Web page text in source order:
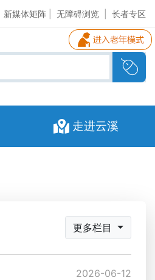
新媒体矩阵 无障碍浏览 长者专区
走进云溪
更多栏目
2026-06-12